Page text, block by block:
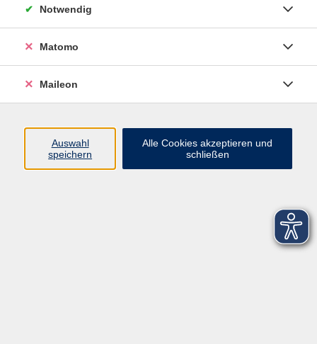
Notwendig
Matomo
Maileon
Auswahl
speichern
Alle Cookies akzeptieren und
schließen